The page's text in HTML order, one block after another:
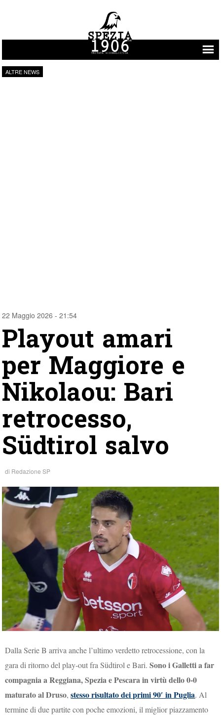
Vai al contenuto
ALTRE NEWS
22 Maggio 2026 - 21:54
Playout amari
per Maggiore e
Nikolaou: Bari
retrocesso,
Südtirol salvo
di Redazione SP
Dalla Serie B arriva anche l’ultimo verdetto retrocessione, con la
gara di ritorno del play-out fra Südtirol e Bari.Sono i Galletti a far
compagnia a Reggiana, Spezia e Pescara in virtù dello 0-0
maturato al Druso,stesso risultato dei primi 90′ in Puglia. Al
termine di due partite con poche emozioni, il miglior piazzamento